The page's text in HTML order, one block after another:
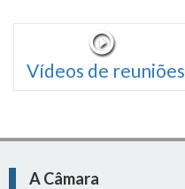
Vídeos de reuniões
A Câmara